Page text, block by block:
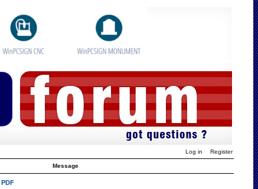
Log in Register
Message